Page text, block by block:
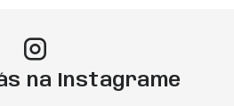
na Instagrame